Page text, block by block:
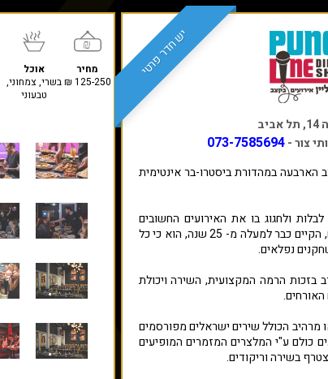
יש חדר פרטי
צור -073-7585694
הארבעה במהדורת ביסטרו-בר אינטימית
ולחגוג בו את האירועים החשובים
בחייהם. המיוחד במועדון המפורסם, הקיים כבר למעלה מ- 25 שנה, הוא כי כל
נפלאים.
בזכות הרמה המקצועית, השירה ויכולת
האורחים.
מרהיב הכולל שירים ישראלים מפורסמים
כולם ע"י המלצרים המזמרים המופיעים
בשירה וריקודים.
מחיר אוכל
125-250 ₪
בשרי, צמחוני,
טבעוני